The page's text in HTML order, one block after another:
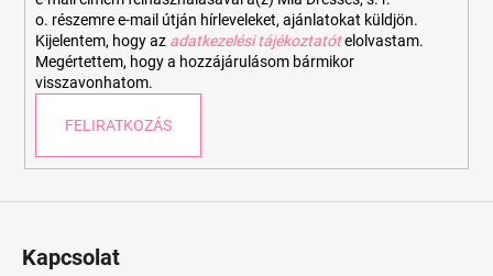
o. részemre e-mail útján hírleveleket, ajánlatokat küldjön.
Kijelentem, hogy az adatkezelési tájékoztatót elolvastam.
Megértettem, hogy a hozzájárulásom bármikor
visszavonhatom.
FELIRATKOZÁS
Kapcsolat